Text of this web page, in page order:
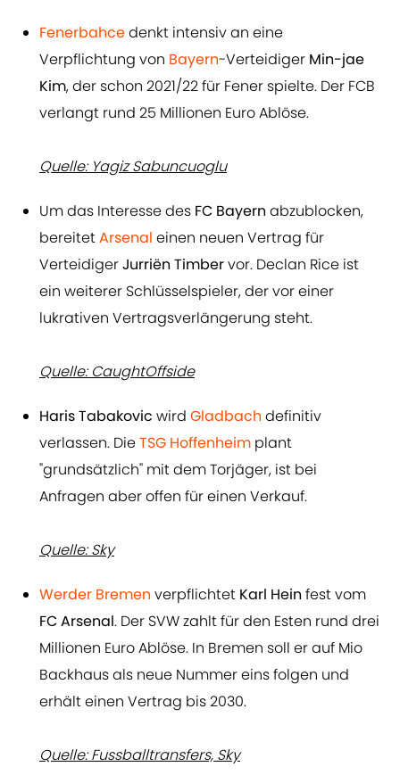
Fenerbahcedenkt intensiv an eine
Verpflichtung von Bayern-Verteidiger Min-jae
Kim, der schon 2021/22 für Fener spielte. Der FCB
verlangt rund 25 Millionen Euro Ablöse.
Quelle: Yagiz Sabuncuoglu
Um das Interesse des FC Bayern abzublocken,
bereitetArsenal einen neuen Vertrag für
VerteidigerJurriën Timbervor. Declan Rice ist
ein weiterer Schlüsselspieler, der vor einer
lukrativen Vertragsverlängerung steht.
Quelle: CaughtOffside
Haris Tabakovic wird Gladbach definitiv
verlassen. DieTSG Hoffenheim plant
"grundsätzlich" mit dem Torjäger, ist bei
Anfragen aber offen für einen Verkauf.
Quelle: Sky
Werder Bremen verpflichtet Karl Hein fest vom
FC Arsenal. Der SVW zahlt für den Esten rund drei
Millionen Euro Ablöse. In Bremen soll er auf Mio
Backhaus als neue Nummer eins folgen und
erhält einen Vertrag bis 2030.
Quelle: Fussballtransfers, Sky